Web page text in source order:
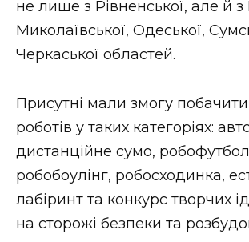
ЗАКАРПАТСЬКІ НОВИНИ
НОВИНИ ЗАХІДНОЇ
ФОТО
не лише з Рівненської, але й з
Миколаївської, Одеської,
Черкаської областей.
Присутні мали змогу
роботів у таких категоріях:
дистанційне сумо,
робобоулінг, робосходинка,
лабіринт та конкурс творчих
на сторожі безпеки та